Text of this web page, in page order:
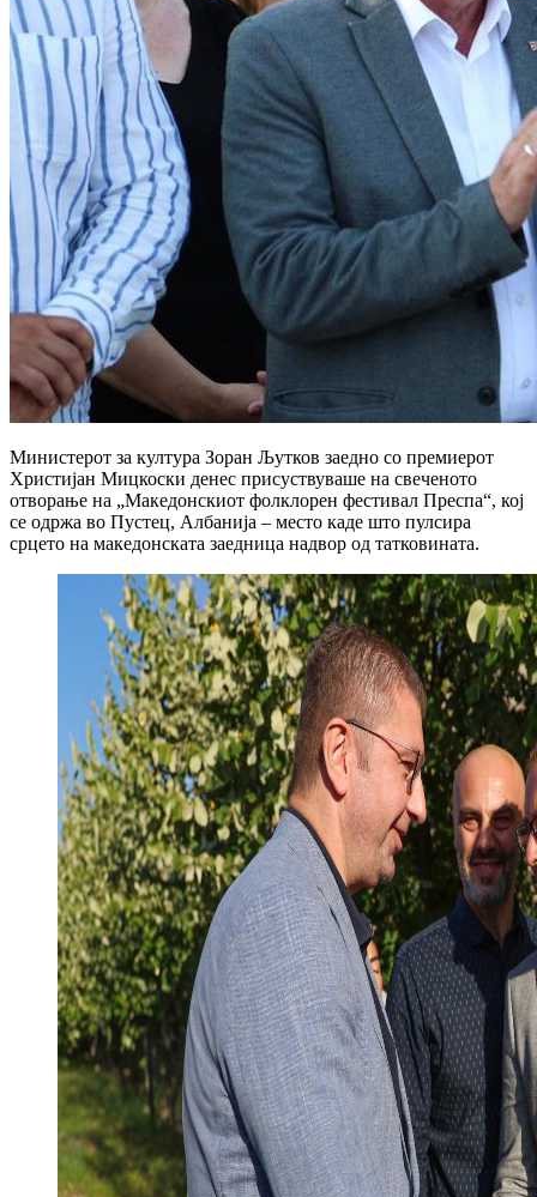
Министерот за култура Зоран Љутков заедно со премиерот
Христијан Мицкоски денес присуствуваше на свеченото
отворање на „Македонскиот фолклорен фестивал Преспа“, кој
се одржа во Пустец, Албанија – место каде што пулсира
срцето на македонската заедница надвор од татковината.